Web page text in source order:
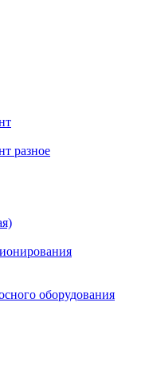
разное
оборудования